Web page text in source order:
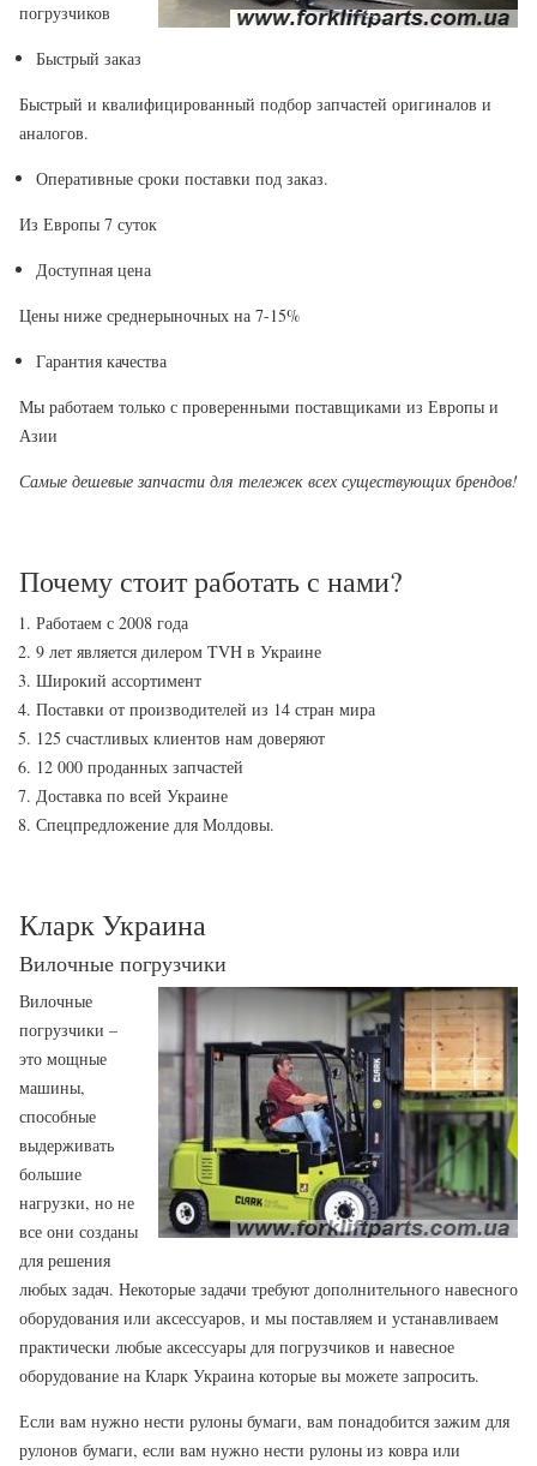
погрузчиков
Быстрый заказ
Быстрый и квалифицированный подбор запчастей оригиналов и
аналогов.
Оперативные сроки поставки под заказ.
Из Европы 7 суток
Доступная цена
Цены ниже среднерыночных на 7-15%
Гарантия качества
Мы работаем только с проверенными поставщиками из Европы и
Азии
Самые дешевые запчасти для тележек всех существующих брендов!
Почему стоит работать с нами?
Работаем с 2008 года
9 лет является дилером TVH в Украине
Широкий ассортимент
Поставки от производителей из 14 стран мира
125 счастливых клиентов нам доверяют
12 000 проданных запчастей
Доставка по всей Украине
Спецпредложение для Молдовы.
Кларк Украина
Вилочные погрузчики
Вилочные
погрузчики –
это мощные
машины,
способные
выдерживать
большие
нагрузки, но не
все они созданы
для решения
любых задач. Некоторые задачи требуют дополнительного навесного
оборудования или аксессуаров, и мы поставляем и устанавливаем
практически любые аксессуары для погрузчиков и навесное
оборудование на Кларк Украина которые вы можете запросить.
Если вам нужно нести рулоны бумаги, вам понадобится зажим для
рулонов бумаги, если вам нужно нести рулоны из ковра или